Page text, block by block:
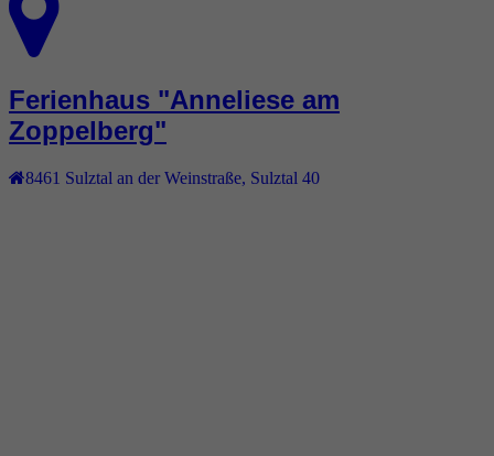
Ferienhaus "Anneliese am
Zoppelberg"
8461 Sulztal an der Weinstraße Sulztal 40